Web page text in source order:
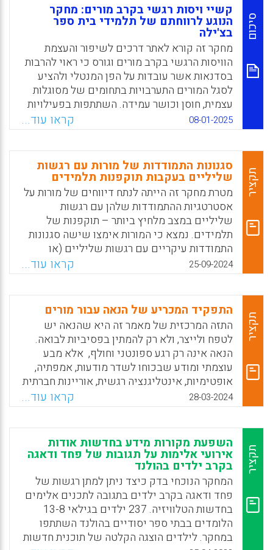
WhatsApp
Facebook
Email
X סיכום
קשיי ויסות רגשי בקרב מורים: מחקר
הנוגע לרווחתם של תלמידי בית ספר
בצ'ילה
מחקר זה קורא לאתר דרכים לשיפור והעצמת
הוויסות הרגשי בקרב מורים וגורס כי ראוי להרבות
בסדנאות אשר עובדות על הפן המנטלי ולהציע
לסגל המורים התערבויות בתחומים של מסוגלות
עצמית, חוסן וכושר עמידה. השתתפות בפעילויות
מסוג זה, או אפילו קריאת חומרים בנושא של
ויסות רגשי, יכולה לעורר את מודעותם לתופעה,
להרחיב את מידת הגמישות והסתגלנות שלהם,
לחדד את יכולתם לניהול משברים ולפתרון בעיות,
להציב בפניהם יעדים חדשים, להיטיב עם
בריאותם הנפשית ולחזק את כוח ההוראה.
WhatsApp
Facebook
Email
X
08-01-2025 קראו עוד...
תקציר
סגנונות התמודדות של מורות עם רגשות
שליליים בעקבות תוקפנות תלמידים
מטרת מחקר זה הייתה לנתח דיווחים של מורות על
אסטרטגיות ההתמודדות שלהן עם רגשות
שליליים במצב מלחיץ ביותר – תוקפנות של
תלמידים. נמצא כי המורות אימצו שישה סגנונות
התמודדות עיקריים עם רגשות שליליים (או
שילוב שלהם): סגנון קוגניטיבי, תמיכה חברתית,
יחסי מורה-תלמיד, סגנון רגשי, אמונות מקצועיות
ורגיעה עצמית.
WhatsApp
Facebook
Email
X
25-09-2024 קראו עוד...
תקציר
התפקיד המכריע של הנאה עבור מורים
התזה המרכזית של מאמר זה היא שהנאה יש
לטפח ולייצר, ולא רק להמתין בפסיביות לבואה.
הנאה אינה רק רגע ספונטני וחולף, אלא מבע
עוצמתי ומודע שבכוחו לשדר מודעות, אמפתיה,
אופטימיות, אינטליגנציה רגשית, אוריינות חברתית
ויציבות. על רקע זה, קימברלי צאי-קוקוול, מורה,
יועצת חינוכית ויזמית תוכנית חדשנית להנעת
מורים להצלחה, משתפת אסטרטגיות שמטרתן
לסייע למורים להחדיר הנאה למסעם במערכת
החינוך – במישור האישי והקולקטיבי.
WhatsApp
Facebook
Email
X
28-03-2024 קראו עוד...
תקציר
השפעת מקורות מידע בחדשות אודות
אירועי אלימות על תגובות של פחד ודאגה
בקרב ילדים בהולנד
המחקר הנוכחי בדק כיצד ניתן למתן רגשות של
פחד ודאגה בקרב ילדים בתגובה לתכנים אלימים
בחדשות הטלוויזיה. 237 ילדים בגילאי 13-8
הלומדים בבתי ספר יסודיים בהולנד השתתפו
במחקר. לילדים הוצגה הקלטה של תוכנית חדשות